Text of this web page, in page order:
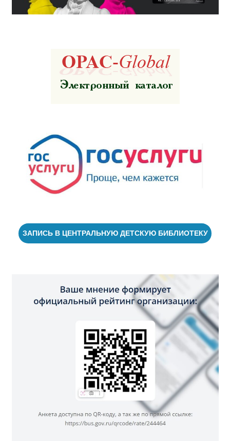
ЗАПИСЬ В ЦЕНТРАЛЬНУЮ ДЕТСКУЮ БИБЛИОТЕКУ